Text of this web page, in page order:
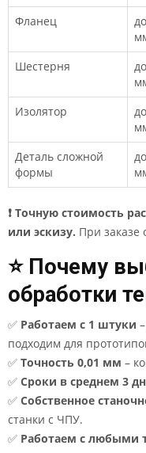
Фланец
Шестерня
Изолятор
Деталь сложной
формы
❗ Точную стоимость
или эскизу. При заказе
⭐ Почему
обработки
✅ Работаем с 1 штуки
подходим для
✅ Точность 0,01 мм –
✅ Сроки в среднем 3
✅ Собственное
станки с ЧПУ.
✅ Работаем с любыми